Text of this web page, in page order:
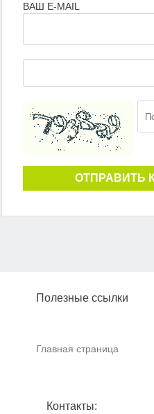
ВАШ E-MAIL
ОТПРАВИТЬ
Полезные ссылки
Главная страница
Контакты: